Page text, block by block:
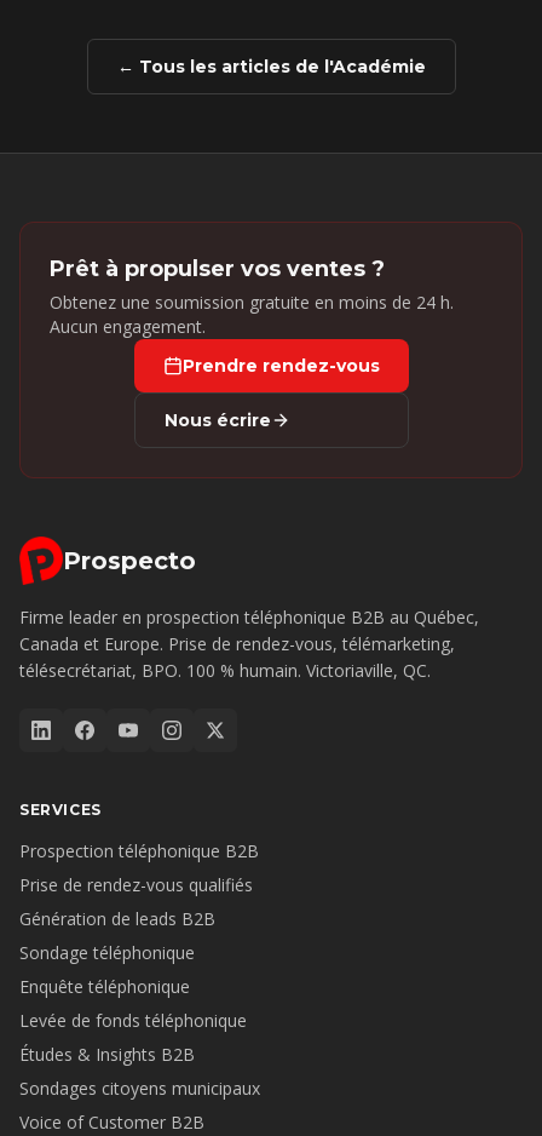
← Tous les articles de l'Académie
Prêt à propulser vos ventes ?
Obtenez une soumission gratuite en moins de 24 h.
Aucun engagement.
Prendre rendez-vous
Nous écrire
Prospecto
Firme leader en prospection téléphonique B2B au Québec,
Canada et Europe. Prise de rendez-vous, télémarketing,
télésecrétariat, BPO. 100 % humain. Victoriaville, QC.
SERVICES
Prospection téléphonique B2B
Prise de rendez-vous qualifiés
Génération de leads B2B
Sondage téléphonique
Enquête téléphonique
Levée de fonds téléphonique
Études & Insights B2B
Sondages citoyens municipaux
Voice of Customer B2B